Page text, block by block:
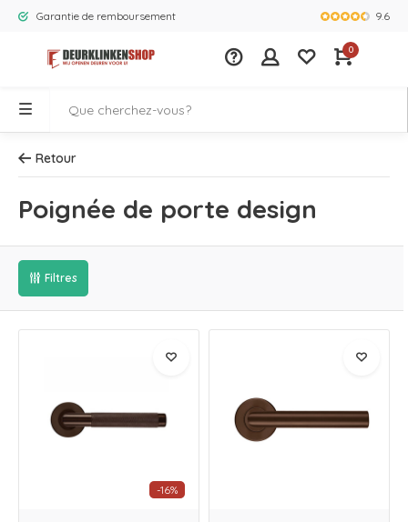
Garantie de remboursement La plus9.6
0
Retour
Poignée de porte design
Filtres
-16%